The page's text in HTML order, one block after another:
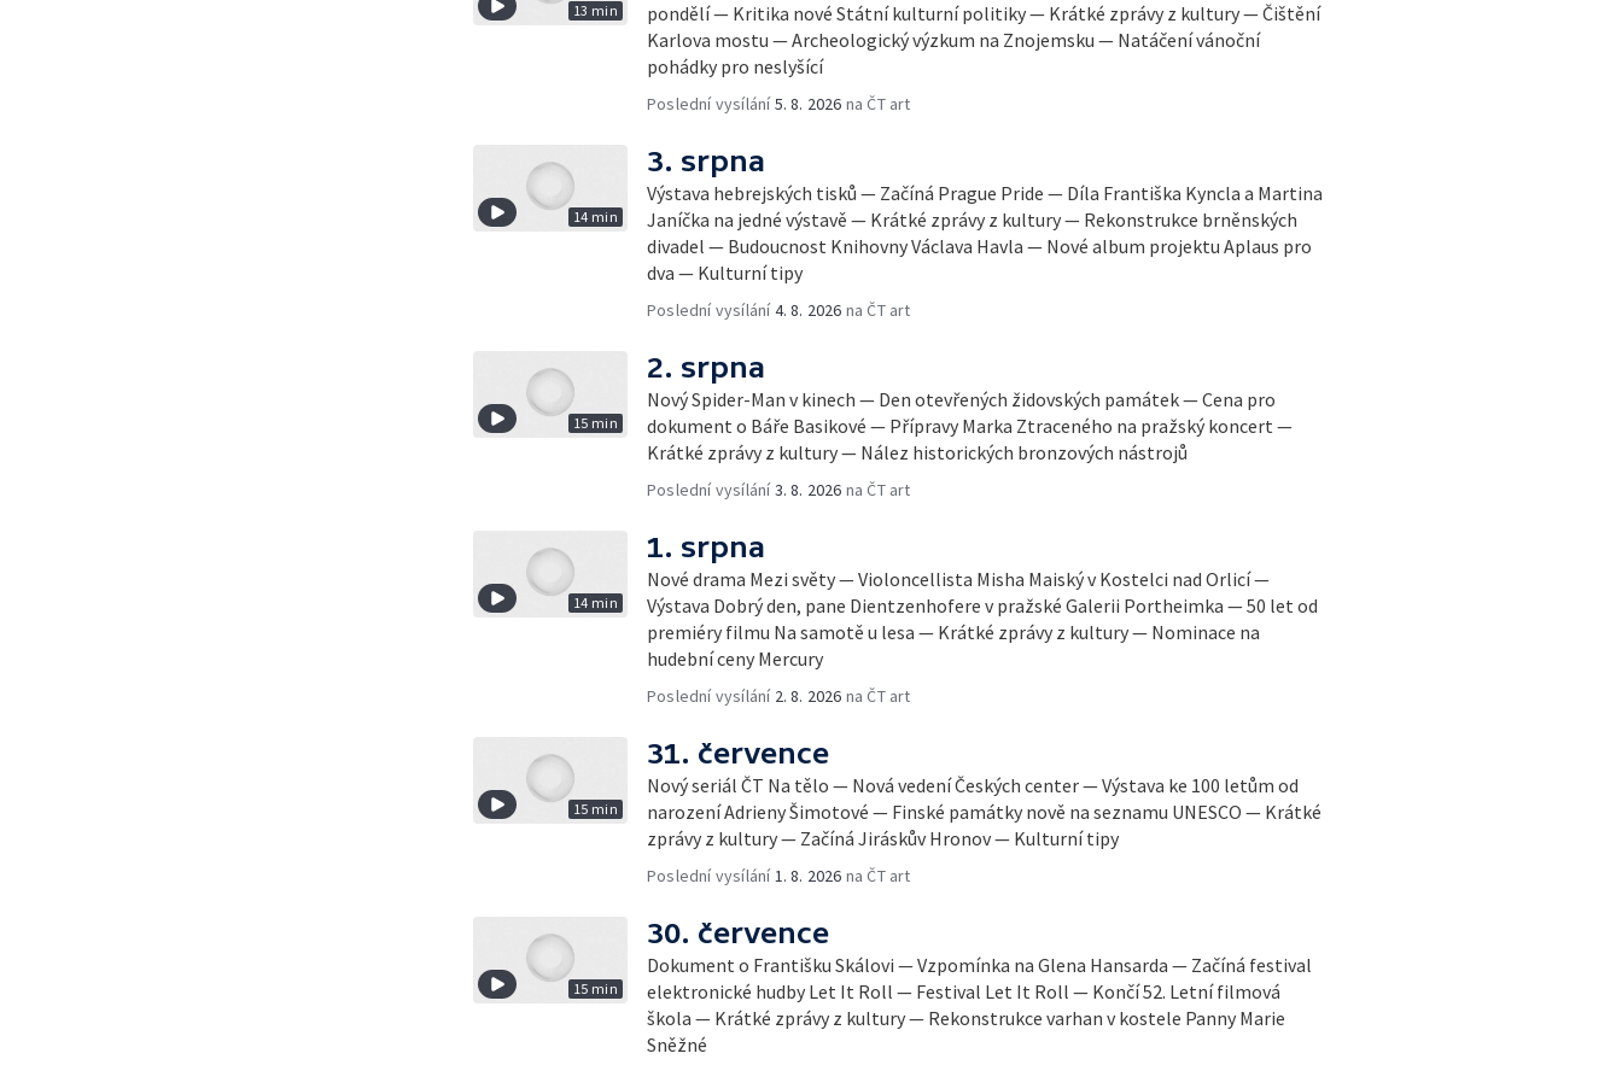
13 min
pondělí — Kritika nové Státní kulturní politiky — Krátké zprávy z kultury — Čištění
Karlova mostu — Archeologický výzkum na Znojemsku — Natáčení vánoční
pohádky pro neslyšící
Poslední vysílání5. 8. 2026 na ČT art
14 min
3. srpna
Výstava hebrejských tisků — Začíná Prague Pride — Díla Františka Kyncla a Martina
Janíčka na jedné výstavě — Krátké zprávy z kultury — Rekonstrukce brněnských
divadel — Budoucnost Knihovny Václava Havla — Nové album projektu Aplaus pro
dva — Kulturní tipy
Poslední vysílání4. 8. 2026 na ČT art
15 min
2. srpna
Nový Spider-Man v kinech — Den otevřených židovských památek — Cena pro
dokument o Báře Basikové — Přípravy Marka Ztraceného na pražský koncert —
Krátké zprávy z kultury — Nález historických bronzových nástrojů
Poslední vysílání3. 8. 2026 na ČT art
14 min
1. srpna
Nové drama Mezi světy — Violoncellista Misha Maiský v Kostelci nad Orlicí —
Výstava Dobrý den, pane Dientzenhofere v pražské Galerii Portheimka — 50 let od
premiéry filmu Na samotě u lesa — Krátké zprávy z kultury — Nominace na
hudební ceny Mercury
Poslední vysílání 2. 8. 2026 na ČT art
15 min
31. července
Nový seriál ČT Na tělo — Nová vedení Českých center — Výstava ke 100 letům od
narození Adrieny Šimotové — Finské památky nově na seznamu UNESCO — Krátké
zprávy z kultury — Začíná Jiráskův Hronov — Kulturní tipy
Poslední vysílání1. 8. 2026 na ČT art
15 min
30. července
Dokument o Františku Skálovi — Vzpomínka na Glena Hansarda — Začíná festival
elektronické hudby Let It Roll — Festival Let It Roll — Končí 52. Letní filmová
škola — Krátké zprávy z kultury — Rekonstrukce varhan v kostele Panny Marie
Sněžné